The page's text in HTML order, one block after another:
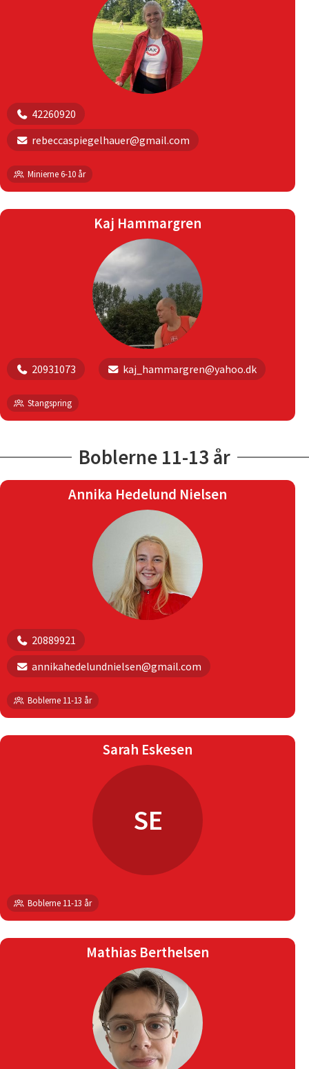
42260920
rebeccaspiegelhauer@gmail.com
Minierne 6-10 år
Kaj Hammargren
20931073 kaj_hammargren@yahoo.dk
Stangspring
Boblerne 11-13 år
Annika Hedelund Nielsen
20889921
annikahedelundnielsen@gmail.com
Boblerne 11-13 år
Sarah Eskesen
SE
Boblerne 11-13 år
Mathias Berthelsen